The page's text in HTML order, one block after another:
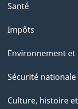
Santé
Impôts
Environnement
Sécurité
Culture, histoire